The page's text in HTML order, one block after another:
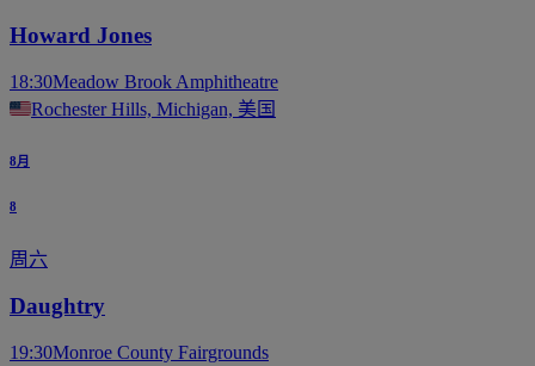
Howard Jones
18:30Meadow Brook Amphitheatre
Rochester Hills, Michigan, 美国
8月
8
周六
Daughtry
19:30Monroe County Fairgrounds